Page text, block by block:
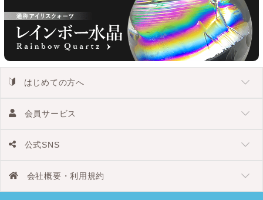
はじめての方へ
会員サービス
公式SNS
会社概要・利用規約